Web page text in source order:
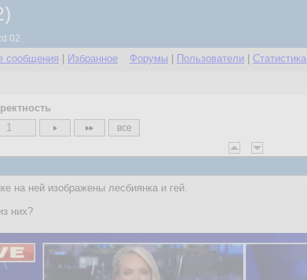
02
сообщения Избранное Форумы Пользователи Статистика
1 все
на ней изображены лесбиянка и гей.
них?